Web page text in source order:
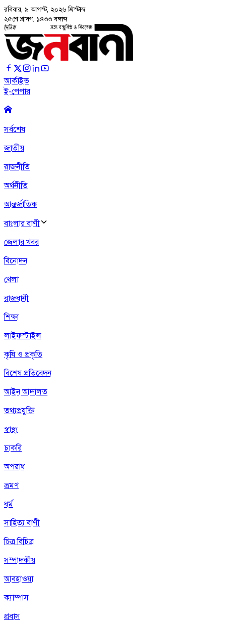
রবিবার, ৯ আগস্ট, ২০২৬ খ্রিস্টাব্দ
২৫শে শ্রাবণ, ১৪৩৩ বঙ্গাব্দ
আর্কাইভ
ই-পেপার
সর্বশেষ
জাতীয়
রাজনীতি
অর্থনীতি
আন্তর্জাতিক
বাংলার বাণী
জেলার খবর
বিনোদন
খেলা
রাজধানী
শিক্ষা
লাইফস্টাইল
কৃষি ও প্রকৃতি
বিশেষ প্রতিবেদন
আইন আদালত
তথ্যপ্রযুক্তি
স্বাস্থ্য
চাকরি
অপরাধ
ভ্রমণ
ধর্ম
সাহিত্য বাণী
চিত্র বিচিত্র
সম্পাদকীয়
আবহাওয়া
ক্যাম্পাস
প্রবাস